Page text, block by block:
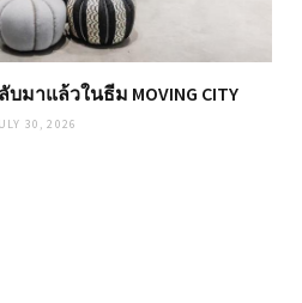
มาแล้วในธีม MOVING CITY
30, 2026